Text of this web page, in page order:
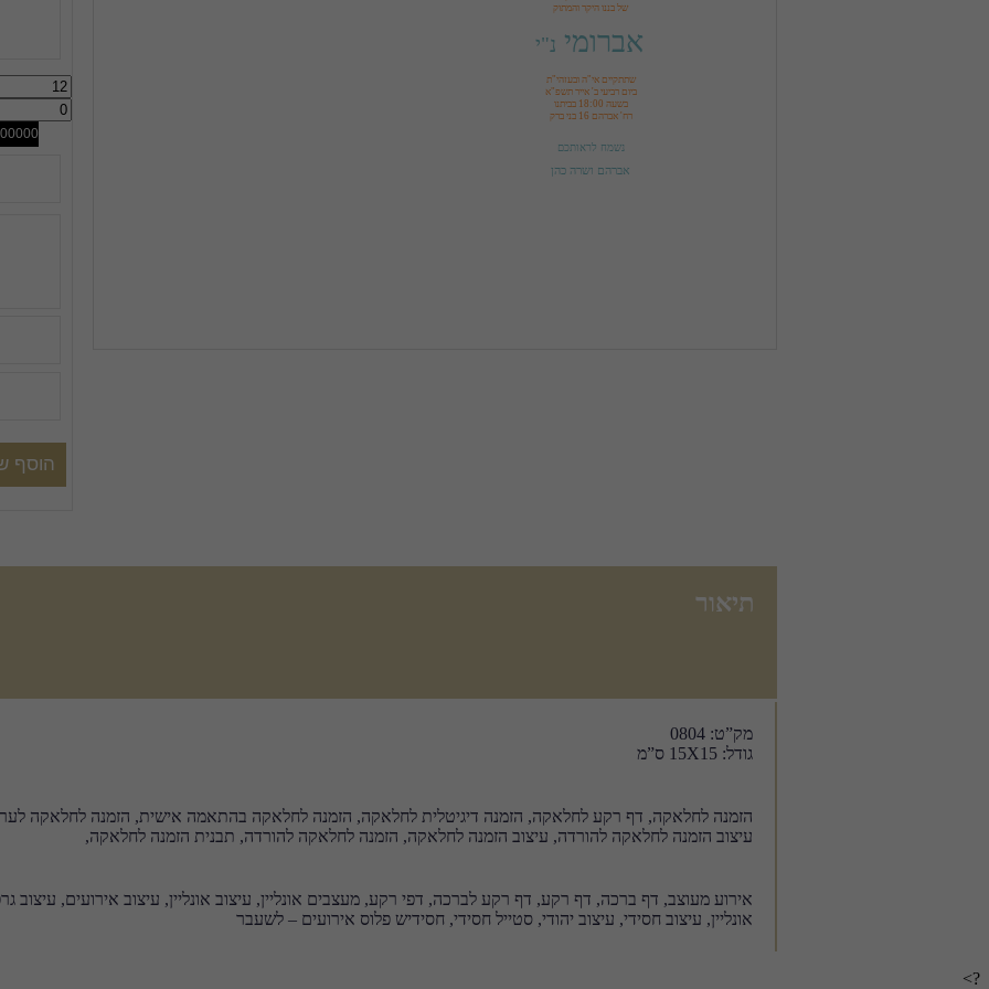
של בננו היקר והמתוק
אברומי נ"י
רח' אברהם 16 בני ברק
נשמח לראותכם
אברהם ושרה כהן
תיאור
מק”ט: 0804
גודל: 15X15 ס”מ
הזמנה לחלאקה, דף רקע לחלאקה, הזמנה דיגיטלית לחלאקה, הזמנה לחלאקה בהתאמה אישית, הזמנה לחלאקה
עיצוב הזמנה לחלאקה להורדה, עיצוב הזמנה לחלאקה, הזמנה לחלאקה להורדה, תבנית הזמנה לחלאקה,
אירוע מעוצב, דף ברכה, דף רקע, דף רקע לברכה, דפי רקע, מעצבים אונליין, עיצוב אונליין, עיצוב אירועים, עיצוב
אונליין, עיצוב חסידי, עיצוב יהודי, סטייל חסידי, חסידיש פלוס אירועים – לשעבר
?>